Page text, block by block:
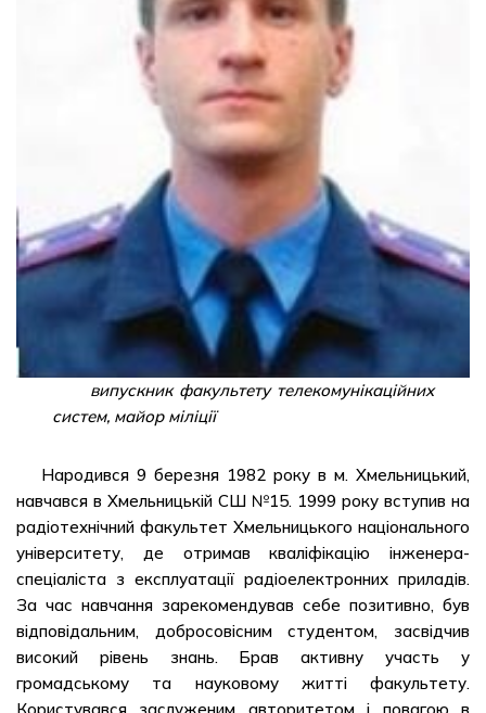
випускник факультету телекомунікаційних
систем, майор міліції
Народився 9 березня 1982 року в м. Хмельницький,
навчався в Хмельницькій СШ №15. 1999 року вступив на
радіотехнічний факультет Хмельницького національного
університету, де отримав кваліфікацію інженера-
спеціаліста з експлуатації радіоелектронних приладів.
За час навчання зарекомендував себе позитивно, був
відповідальним, добросовісним студентом, засвідчив
високий рівень знань. Брав активну участь у
громадському та науковому житті факультету.